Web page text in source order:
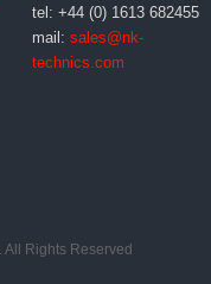
tel: +44 (0) 1613 682455
mail: sales@nk-
technics.com
. All Rights Reserved